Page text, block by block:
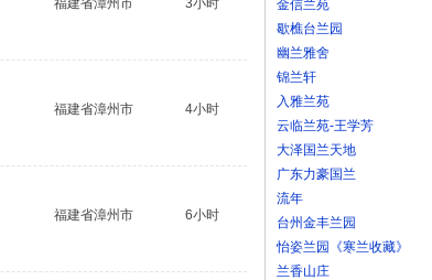
金信兰苑
歇樵台兰园
幽兰雅舍
锦兰轩
入雅兰苑
云临兰苑-王学芳
大泽国兰天地
广东力豪国兰
流年
台州金丰兰园
怡姿兰园《寒兰收藏》
兰香山庄
福建省漳州市 3小时
福建省漳州市 4小时
福建省漳州市 6小时